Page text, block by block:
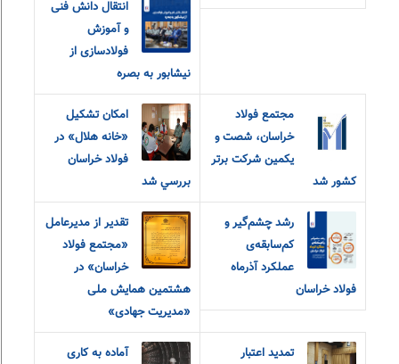
انتقال دانش فنی
و آموزش
فولادسازی از
نیشابور به بصره
مجتمع فولاد
خراسان، شصت و
یکمین شرکت برتر
کشور شد
امکان تشکيل
«خانه هلال» در
فولاد خراسان
بررسي شد
رشد چشم‌گیر و
کم‌سابقه‌ی
عملکرد آذرماه
فولاد خراسان
تقدیر از مدیرعامل
«مجتمع فولاد
خراسان» در
هشتمین همایش ملی
«مدیریت جهادی»
تمدید اعتبار
آماده به کاری